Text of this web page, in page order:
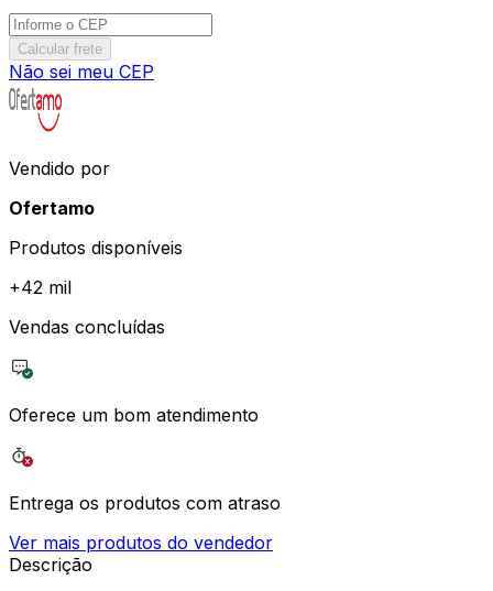
Calcular frete
Não sei meu CEP
Vendido por
Ofertamo
Produtos disponíveis
+42 mil
Vendas concluídas
Oferece um bom atendimento
Entrega os produtos com atraso
Ver mais produtos do vendedor
Descrição